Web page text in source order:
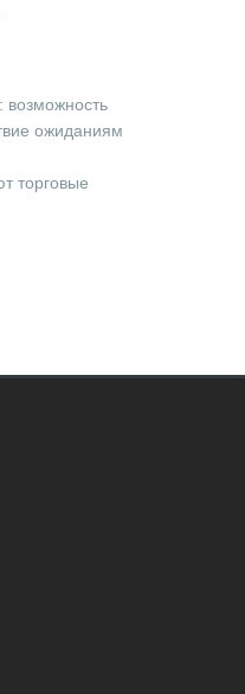
ожиданиям
торговые